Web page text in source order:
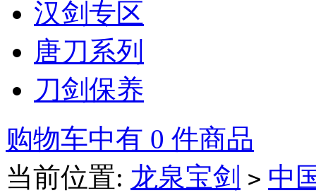
汉剑专区
唐刀系列
刀剑保养
购物车中有 0 件商品
当前位置: 龙泉宝剑 > 中